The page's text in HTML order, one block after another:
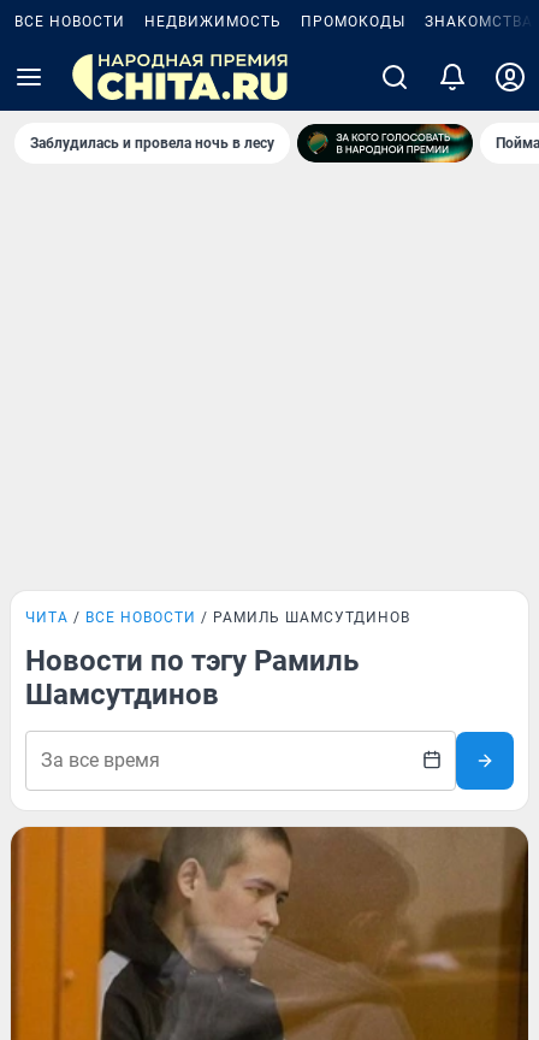
ВСЕ НОВОСТИ НЕДВИЖИМОСТЬ ПРОМОКОДЫ ЗНАКОМСТВА
Заблудилась и провела ночь в лесу
ЧИТА ВСЕ НОВОСТИ РАМИЛЬ ШАМСУТДИНОВ
Новости по тэгу Рамиль
Шамсутдинов